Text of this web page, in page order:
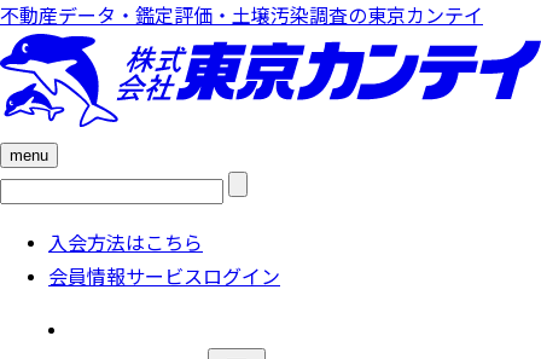
不動産データ・鑑定評価・土壌汚染調査の東京カンテイ
menu
検
入会方法はこちら
会員情報サービスログイン